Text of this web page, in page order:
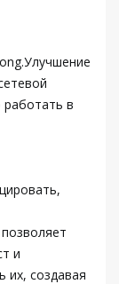
работать в
и
их, создавая